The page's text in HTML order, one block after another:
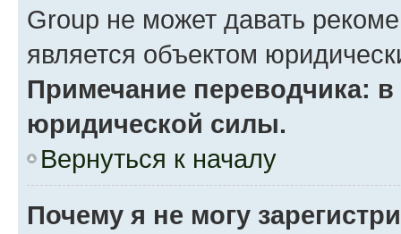
Group не может давать
является объектом
Примечание переводчика:
юридической силы.
Вернуться к началу
Почему я не могу